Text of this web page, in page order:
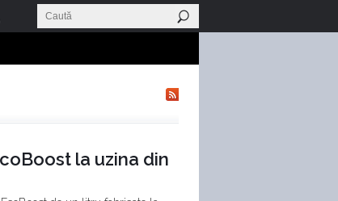
la uzina din